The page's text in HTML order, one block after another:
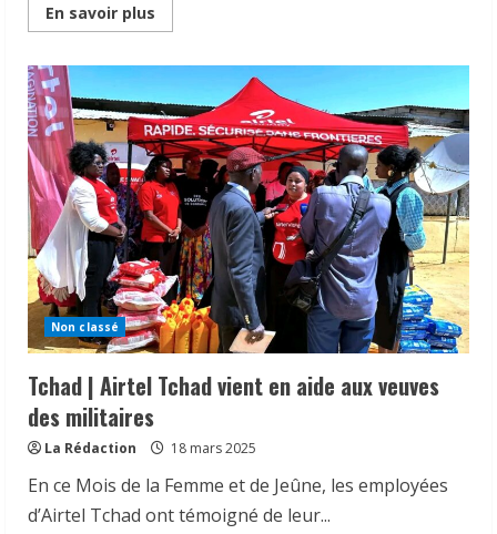
En savoir plus
more
Tchad
célèbre
ses
8
millions
d’abonnés.
Non classé
Tchad | Airtel Tchad vient en aide aux veuves
des militaires
La Rédaction 18 mars 2025
En ce Mois de la Femme et de Jeûne, les employées
d’Airtel Tchad ont témoigné de leur...
𝗦𝗔𝗡𝗧É
𝐥𝐞𝐬 𝐥𝐞𝐚𝐝𝐞𝐫𝐬 𝐫𝐞𝐥𝐢𝐠𝐢𝐞𝐮𝐱 et
𝐬𝐞𝐧𝐬𝐢𝐛𝐢𝐥𝐢𝐬𝐚𝐭𝐢𝐨𝐧 𝐜𝐨𝐧𝐭𝐫𝐞 𝐥’é𝐩𝐢𝐝é𝐦𝐢𝐞 𝐝𝐞
𝐜𝐡𝐨𝐥é𝐫𝐚
6 août 2026